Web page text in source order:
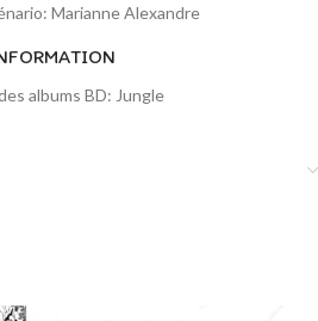
Marianne Alexandre
albums BD: Jungle